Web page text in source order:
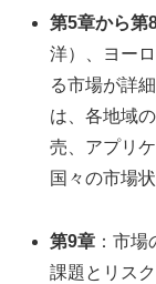
第5章から第
洋）、ヨー
る市場が詳
は、各地域
売、アプリ
国々の市場
第9章 ：市
課題とリス